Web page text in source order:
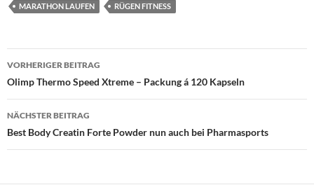
MARATHON LAUFEN
RÜGEN FITNESS
Beitragsnavigation
VORHERIGER BEITRAG
Olimp Thermo Speed Xtreme – Packung á 120 Kapseln
NÄCHSTER BEITRAG
Best Body Creatin Forte Powder nun auch bei Pharmasports